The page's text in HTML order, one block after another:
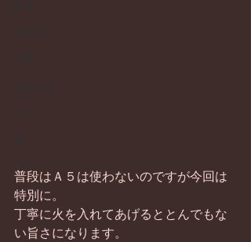
普段はＡ５は使わないのですが今回は
特別に。
丁寧に火を入れてあげるととんでもな
い旨さになります。